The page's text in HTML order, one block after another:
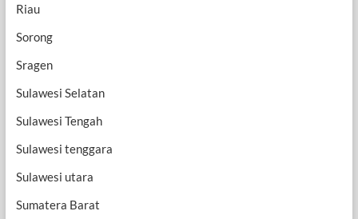
Riau
Sorong
Sragen
Sulawesi Selatan
Sulawesi Tengah
Sulawesi tenggara
Sulawesi utara
Sumatera Barat